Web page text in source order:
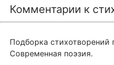
Комментарии к
Подборка
Современная поэзия.